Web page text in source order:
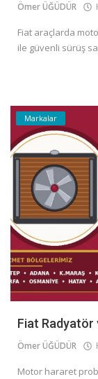
Ömer ÜĞÜDÜR
Fiat araçlarda
ile güvenli sürüş
Markalar
Fiat Radyatör
Ömer ÜĞÜDÜR
Motor hararet